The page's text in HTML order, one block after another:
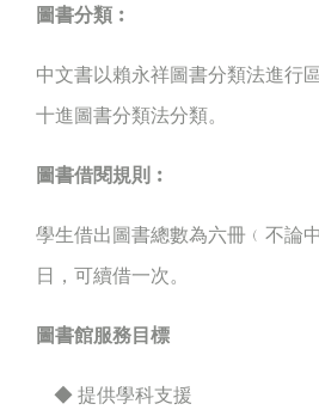
圖書分類︰
中文書以賴永祥圖書分類法進行
十進圖書分類法分類。
圖書借閱規則︰
學生借出圖書總數為六冊﹙不論
日，可續借一次。
圖書館服務目標
◆ 提供學科支援